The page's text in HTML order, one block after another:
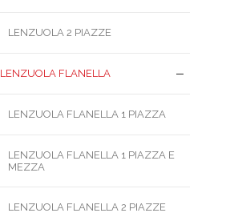
LENZUOLA 2 PIAZZE
LENZUOLA FLANELLA
LENZUOLA FLANELLA 1 PIAZZA
LENZUOLA FLANELLA 1 PIAZZA E
MEZZA
LENZUOLA FLANELLA 2 PIAZZE